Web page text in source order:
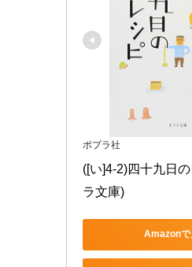
ポプラ社
([い]4-2)四十九日
ラ文庫)
Amazonで